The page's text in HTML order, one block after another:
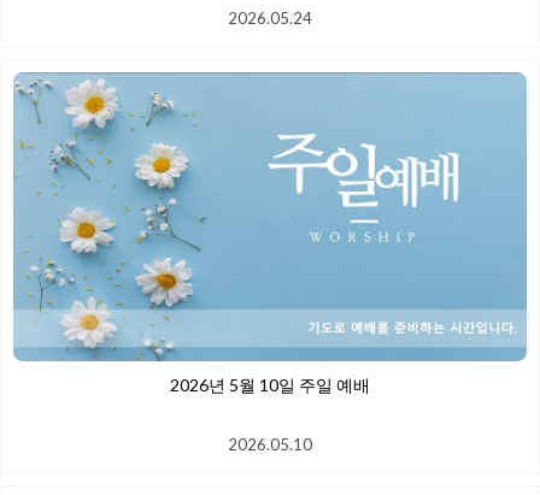
2026.05.24
2026년 5월 10일 주일 예배
2026.05.10